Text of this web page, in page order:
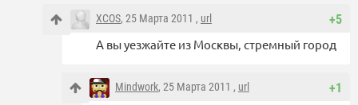
+5
XCOS, 25 Марта 2011 , url
А вы уезжайте из Москвы, стремный город
+1
Mindwork, 25 Марта 2011 , url